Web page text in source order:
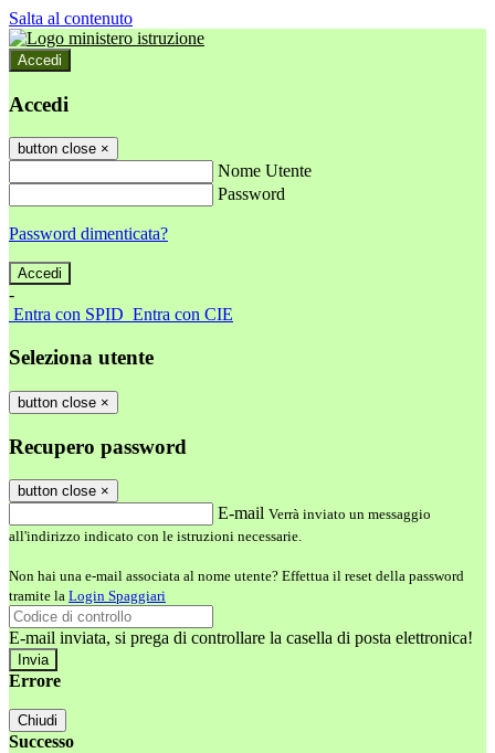
Salta al contenuto
Accedi
Accedi
button close ×
Nome Utente
Password
Password dimenticata?
-
Entra con SPID Entra con CIE
Seleziona utente
button close ×
Recupero password
button close ×
E-mail Verrà inviato un messaggio
all'indirizzo indicato con le istruzioni necessarie.
Non hai una e-mail associata al nome utente? Effettua il reset della password
tramite la Login Spaggiari
E-mail inviata, si prega di controllare la casella di posta elettronica!
Errore
Chiudi
Successo